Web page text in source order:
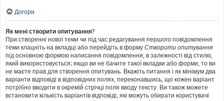
Догори
Як мені створити опитування?
При створенні нової теми чи під час редагування першого повідомлення
теми клацніть на вкладці або перейдіть в форму Створити опитування
під основною формою написання повідомлення, в залежності від стилю,
який використовується; якщо ви не бачите такої вкладки або форми, то ви
не маєте прав для створення опитувань. Вкажіть питання і як мінімум два
варіанти відповіді в відповідних полях, переконавшись, що кожен варіант
потрібно вводити в окремій стрічці поля вводу тексту. Ви також можете
встановити кількість варіантів відповіді, які можуть обирати користувачі